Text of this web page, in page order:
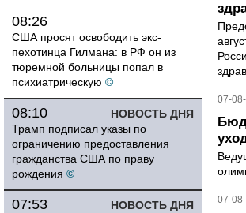
08:26
США просят освободить экс-
пехотинца Гилмана: в РФ он из
тюремной больницы попал в
психиатрическую ©
НОВОСТЬ ДНЯ
08:10
Трамп подписал указы по
ограничению предоставления
гражданства США по праву
рождения ©
НОВОСТЬ ДНЯ
07:53
07-
07-